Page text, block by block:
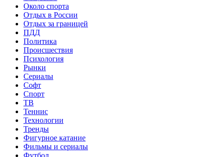
Около спорта
Отдых в России
Отдых за границей
ПДД
Политика
Происшествия
Психология
Рынки
Сериалы
Софт
Спорт
ТВ
Теннис
Технологии
Тренды
Фигурное катание
Фильмы и сериалы
Футбол